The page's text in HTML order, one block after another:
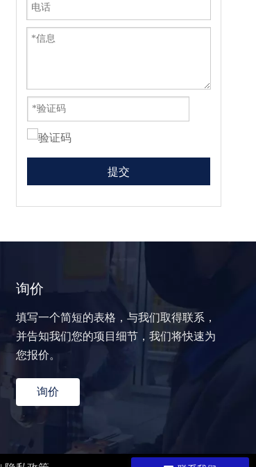
提交
询价
填写一个简短的表格，与我们取得联系，
并告知我们您的项目细节，我们将快速为
您报价。
询价